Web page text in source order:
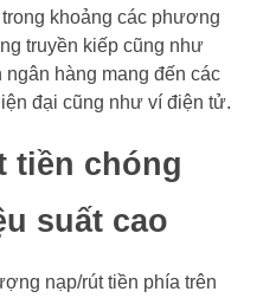
khoảng các phương
truyền kiếp cũng như
hàng mang đến các
đại cũng như ví điện tử.
tiền chóng
suất cao
nạp/rút tiền phía trên